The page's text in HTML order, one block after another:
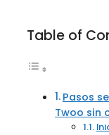
Table of
Pasos
Twoo sin